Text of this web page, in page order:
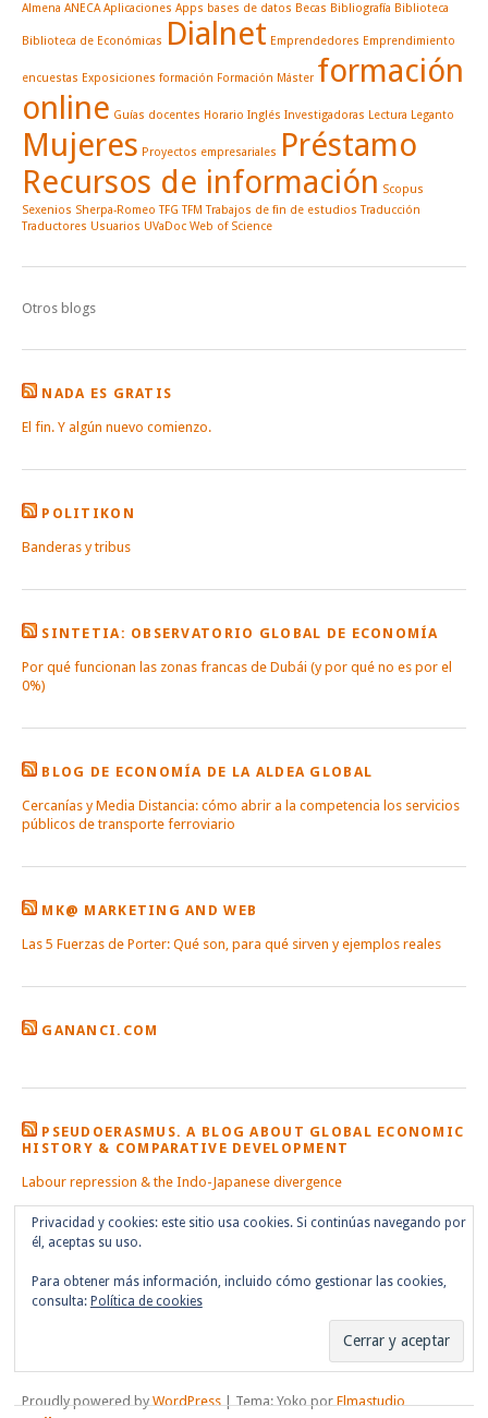
Almena ANECA Aplicaciones Apps bases de datos Becas Bibliografía Biblioteca
Biblioteca de Económicas Dialnet Emprendedores Emprendimiento
encuestas Exposiciones formación Formación Máster formación
online Guías docentes Horario Inglés Investigadoras Lectura Leganto
Mujeres Proyectos empresariales Préstamo
Recursos de información Scopus
Sexenios Sherpa-Romeo TFG TFM Trabajos de fin de estudios Traducción
Traductores Usuarios UVaDoc Web of Science
Otros blogs
NADA ES GRATIS
El fin. Y algún nuevo comienzo.
POLITIKON
Banderas y tribus
SINTETIA: OBSERVATORIO GLOBAL DE ECONOMÍA
Por qué funcionan las zonas francas de Dubái (y por qué no es por el
0%)
BLOG DE ECONOMÍA DE LA ALDEA GLOBAL
Cercanías y Media Distancia: cómo abrir a la competencia los servicios
públicos de transporte ferroviario
MK@ MARKETING AND WEB
Las 5 Fuerzas de Porter: Qué son, para qué sirven y ejemplos reales
GANANCI.COM
PSEUDOERASMUS. A BLOG ABOUT GLOBAL ECONOMIC
HISTORY & COMPARATIVE DEVELOPMENT
Labour repression & the Indo-Japanese divergence
Proudly powered byWordPress|Tema: Yoko porElmastudio
Privacidad y cookies: este sitio usa cookies. Si continúas navegando por
él, aceptas su uso.
Para obtener más información, incluido cómo gestionar las cookies,
consulta: Política de cookies